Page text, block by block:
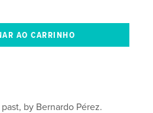
by Bernardo Pérez.